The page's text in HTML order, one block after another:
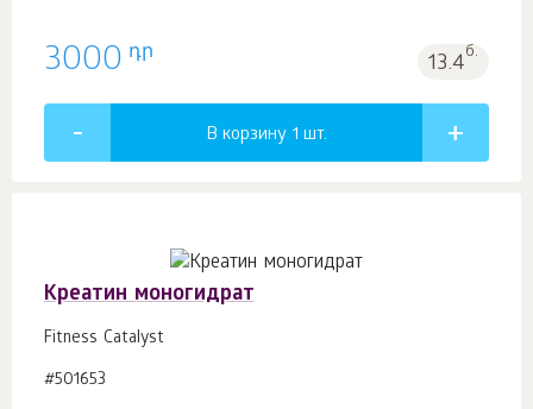
3000 դր 13.4б.
В корзину 1 шт.
Креатин моногидрат
Fitness Catalyst
#501653